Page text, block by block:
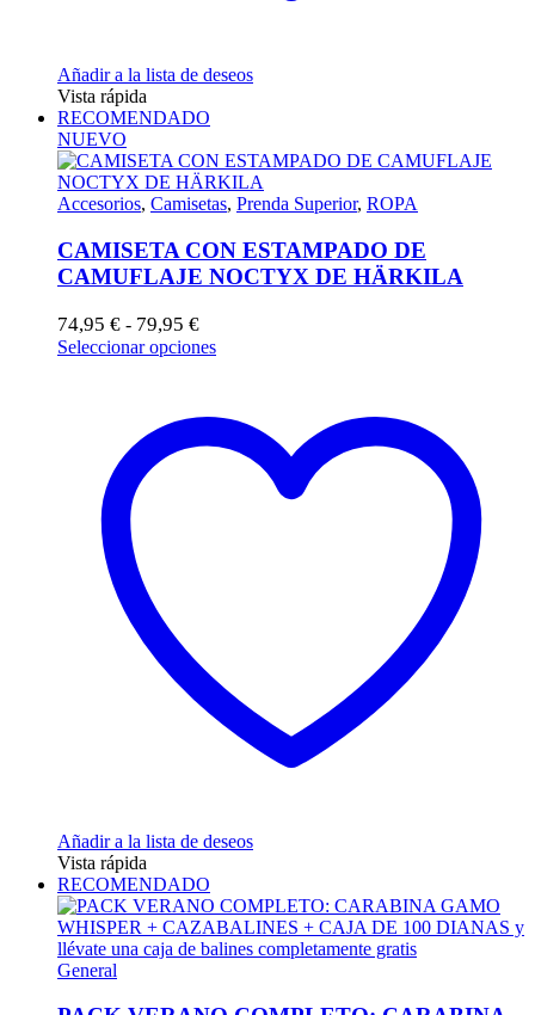
Añadir a la lista de deseos
Vista rápida
RECOMENDADO
NUEVO
Accesorios, Camisetas, Prenda Superior, ROPA
CAMISETA CON ESTAMPADO DE
CAMUFLAJE NOCTYX DE HÄRKILA
74,95 € - 79,95 €
de
79,95 €
Seleccionar opcionesEste
variantes.
Las
opciones
Añadir a la lista de deseos
Vista rápida
RECOMENDADO
General